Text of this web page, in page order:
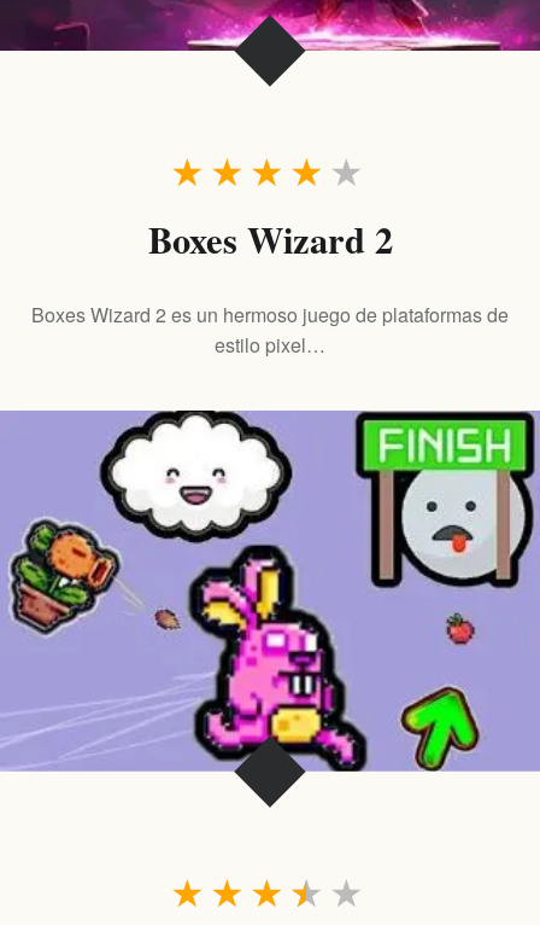
★
★
★
★
★
Boxes Wizard 2
Boxes Wizard 2 es un hermoso juego de plataformas de
estilo pixel…
★
★
★
★
★